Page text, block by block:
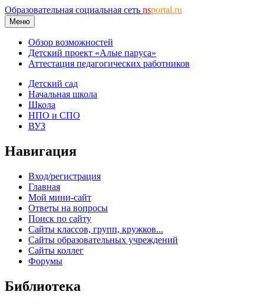
Образовательная социальная сеть nsportal.ru
Меню
Обзор возможностей
Детский проект «Алые паруса»
Аттестация педагогических работников
Детский сад
Начальная школа
Школа
НПО и СПО
ВУЗ
Навигация
Вход/регистрация
Главная
Мой мини-сайт
Ответы на вопросы
Поиск по сайту
Сайты классов, групп, кружков...
Сайты образовательных учреждений
Сайты коллег
Форумы
Библиотека